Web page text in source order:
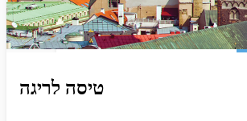
טיסה לריגה